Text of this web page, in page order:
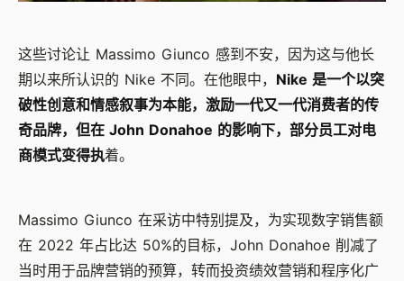
这些讨论让 Massimo Giunco 感到不安，因为这与他长
期以来所认识的 Nike 不同。在他眼中， Nike 是一个以突
破性创意和情感叙事为本能，激励一代又一代消费者的传
奇品牌，但在 John Donahoe 的影响下，部分员工对电
商模式变得执着。
Massimo Giunco 在采访中特别提及，为实现数字销售额
在 2022 年占比达 50%的目标，John Donahoe 削减了
当时用于品牌营销的预算，转而投资绩效营销和程序化广